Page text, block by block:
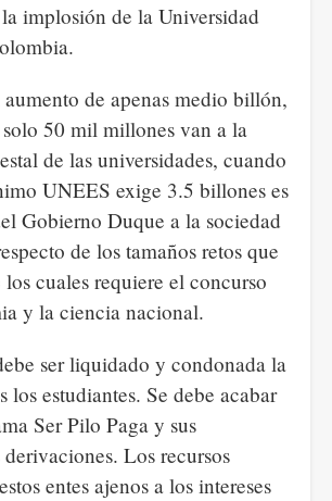
implosión de la Universidad
de apenas medio billón,
50 mil millones van a la
de las universidades, cuando
UNEES exige 3.5 billones es
Gobierno Duque a la sociedad
de los tamaños retos que
cuales requiere el concurso
y la ciencia nacional.
ser liquidado y condonada la
los estudiantes. Se debe acabar
Ser Pilo Paga y sus
derivaciones. Los recursos
entes ajenos a los intereses